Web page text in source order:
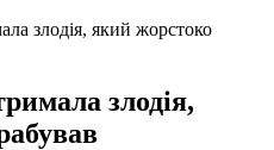
злодія, який жорстоко
злодія,